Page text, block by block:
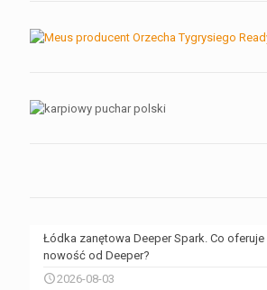
Łódka zanętowa Deeper Spark. Co oferuje
nowość od Deeper?
2026-08-03